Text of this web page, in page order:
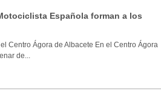
Española forman a los
Centro Ágora de Albacete En el Centro Ágora
de...